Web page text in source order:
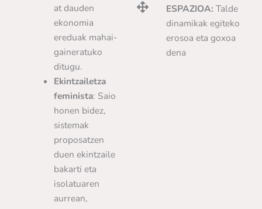
at dauden
ekonomia
ereduak mahai-
gaineratuko
ditugu.
Ekintzailetza
feminista: Saio
honen bidez,
sistemak
proposatzen
duen ekintzaile
bakarti eta
isolatuaren
aurrean,
ESPAZIOA: Talde
dinamikak egiteko
erosoa eta goxoa
dena